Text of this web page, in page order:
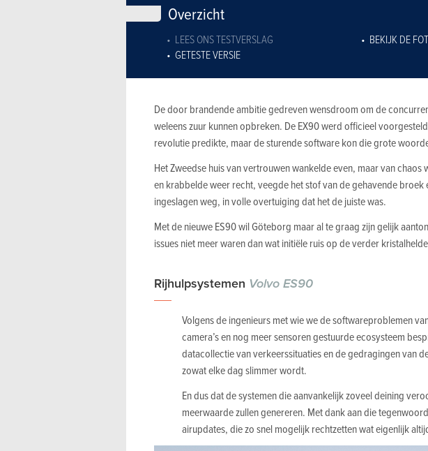
Overzicht
LEES ONS TESTVERSLAG
BEKIJK DE
GETESTE VERSIE
De door brandende ambitie gedreven wensdroom om de
weleens zuur kunnen opbreken. De EX90 werd officieel
revolutie predikte, maar de sturende software kon die grote
Het Zweedse huis van vertrouwen wankelde even, maar van
en krabbelde weer recht, veegde het stof van de gehavende
ingeslagen weg, in volle overtuiging dat het de juiste was.
Met de nieuwe ES90 wil Göteborg maar al te graag zijn gelijk
issues niet meer waren dan wat initiële ruis op de verder
Rijhulpsystemen Volvo ES90
Volgens de ingenieurs met wie we de softwareproblemen
camera’s en nog meer sensoren gestuurde ecosysteem
datacollectie van verkeerssituaties en de gedragingen van
zowat elke dag slimmer wordt.
En dus dat de systemen die aanvankelijk zoveel deining
meerwaarde zullen genereren. Met dank aan die
airupdates, die zo snel mogelijk rechtzetten wat eigenlijk